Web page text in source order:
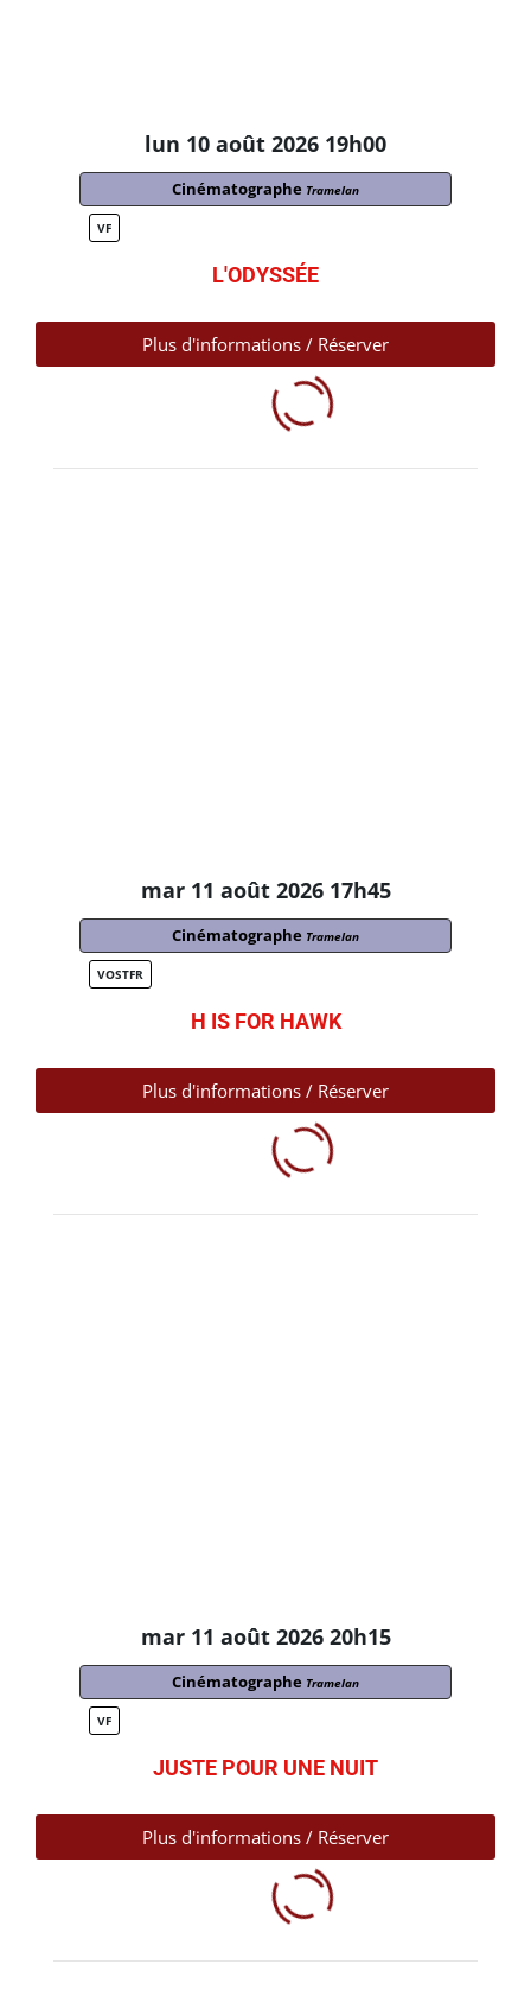
lun 10 août 2026 19h00
Cinématographe Tramelan
VF
L'ODYSSÉE
Plus d'informations / Réserver
mar 11 août 2026 17h45
Cinématographe Tramelan
VOSTFR
H IS FOR HAWK
Plus d'informations / Réserver
mar 11 août 2026 20h15
Cinématographe Tramelan
VF
JUSTE POUR UNE NUIT
Plus d'informations / Réserver